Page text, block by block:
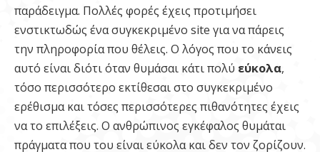
παράδειγμα. Πολλές φορές έχεις προτιμήσει
ενστικτωδώς ένα συγκεκριμένο site για να πάρεις
την πληροφορία που θέλεις. Ο λόγος που το κάνεις
αυτό είναι διότι όταν θυμάσαι κάτι πολύ εύκολα,
τόσο περισσότερο εκτίθεσαι στο συγκεκριμένο
ερέθισμα και τόσες περισσότερες πιθανότητες έχεις
να το επιλέξεις. Ο ανθρώπινος εγκέφαλος θυμάται
πράγματα που του είναι εύκολα και δεν τον ζορίζουν.